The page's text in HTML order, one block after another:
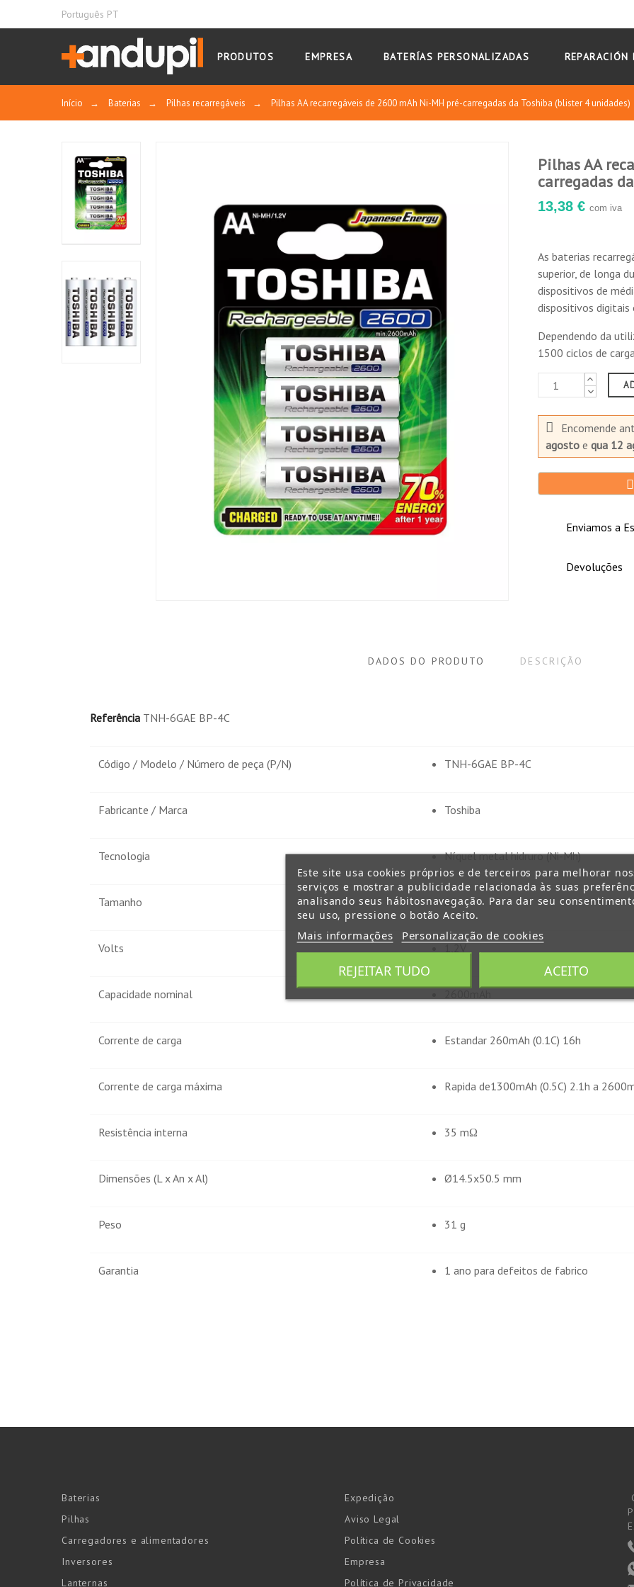
Português PT
PRODUTOS EMPRESA BATERÍAS PERSONALIZADAS REPARACIÓN
Início → Baterias → Pilhas recarregáveis → Pilhas AA recarregáveis de 2600 mAh Ni-MH pré-carregadas da Toshiba (blister 4 unidades)
Pilhas AA
carregadas
13,38 € com iva
As baterias
superior, de longa
dispositivos de
dispositivos digitais
Dependendo da
1500 ciclos de
Encomende
agostoe qua 12
Enviamos a
Devoluções
DADOS DO PRODUTO DESCRIÇÃO
Referência TNH-6GAE BP-4C
Código / Modelo / Número de peça (P/N) TNH-6GAE BP-4C
Fabricante / Marca Toshiba
Tecnologia Níquel metal hidruro (Ni-Mh)
Tamanho AA
Volts
Capacidade nominal
Corrente de carga Estandar 260mAh (0.1C) 16h
Corrente de carga máxima Rapida de1300mAh (0.5C) 2.1h a
Resistência interna 35 mΩ
Dimensões (L x An x Al) Ø14.5x50.5 mm
Peso 31 g
Garantia 1 ano para defeitos de fabrico
VANTAGENS:
Baixos custos graças à sua recarregabilidade
Elevada densidade energética
Ideal para aplicações de elevado consumo
Todos os dispositivos: controlos remotos, câmaras, ratos, lanternas, relógios, brinquedos, jogos, rádios,
dispositivos de medição
Baterias
Pilhas
Carregadores e alimentadores
Inversores
Lanternas
Expedição
Aviso Legal
Política de Cookies
Empresa
Política de Privacidade
Este site usa cookies próprios e de terceiros para melhorar
serviços e mostrar a publicidade relacionada às suas
analisando seus hábitosnavegação. Para dar seu
seu uso, pressione o botão Aceito.
Mais informações Personalização de cookies
REJEITAR TUDO ACEITO